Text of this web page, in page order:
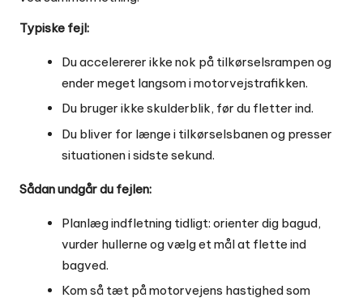
Typiske fejl:
Du accelererer ikke nok på tilkørselsrampen og
ender meget langsom i motorvejstrafikken.
Du bruger ikke skulderblik, før du fletter ind.
Du bliver for længe i tilkørselsbanen og presser
situationen i sidste sekund.
Sådan undgår du fejlen:
Planlæg indfletning tidligt: orienter dig bagud,
vurder hullerne og vælg et mål at flette ind
bagved.
Kom så tæt på motorvejens hastighed som